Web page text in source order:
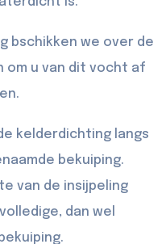
bschikken we over de
om u van dit vocht af
kelderdichting langs
bekuiping.
van de insijpeling
dan wel